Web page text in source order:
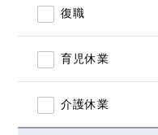
復職
育児休業
介護休業